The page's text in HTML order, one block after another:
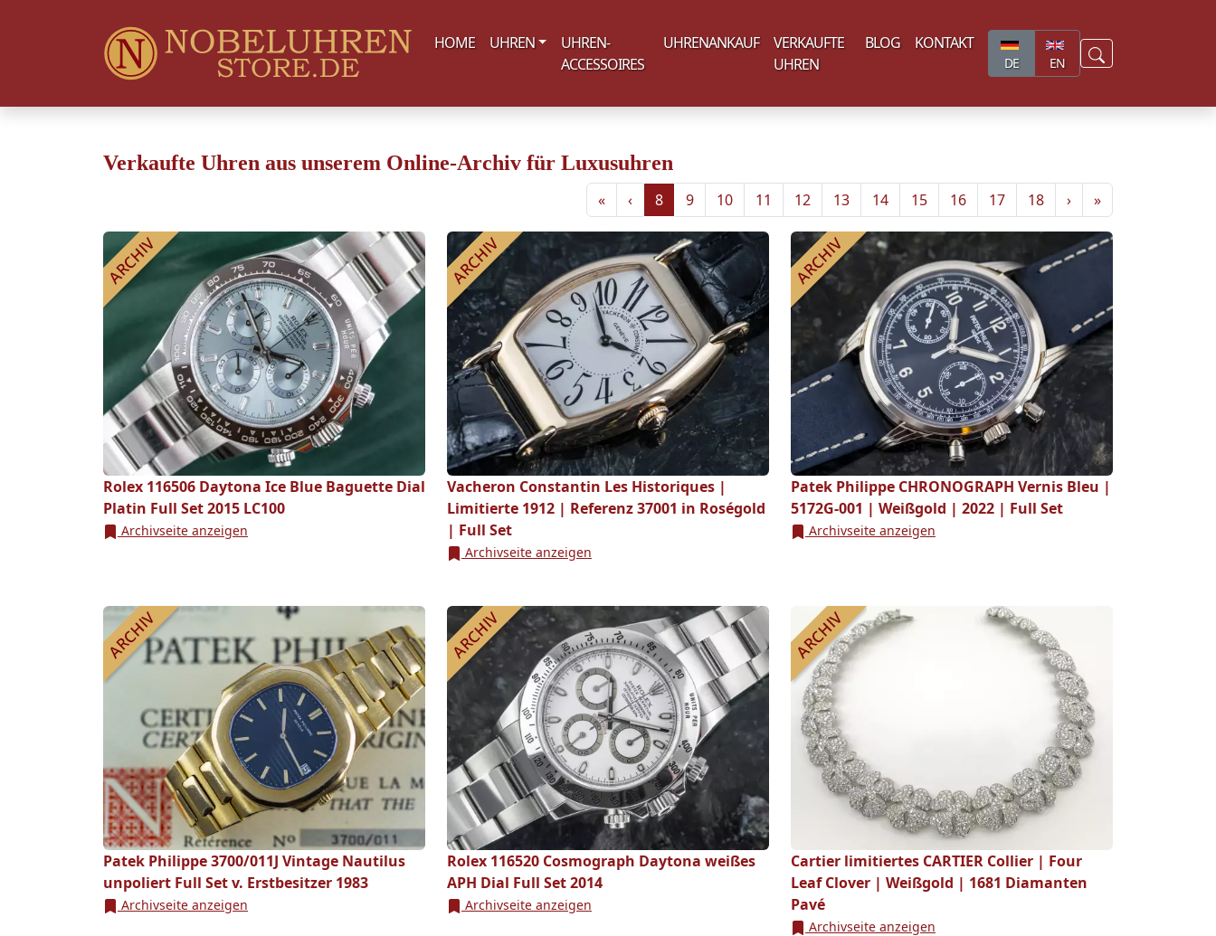
HOME UHREN
UHREN-
ACCESSOIRES
UHRENANKAUF
VERKAUFTE
UHREN(current)
BLOG KONTAKT
DE EN
Verkaufte Uhren aus unserem Online-Archiv für Luxusuhren
« ‹ 8 9 10 11 12 13 14 15 16 17 18 › »
Rolex 116506 Daytona Ice Blue Baguette Dial
Platin Full Set 2015 LC100
Archivseite anzeigen
Vacheron Constantin Les Historiques |
Limitierte 1912 | Referenz 37001 in Roségold
| Full Set
Archivseite anzeigen
Patek Philippe CHRONOGRAPH Vernis Bleu |
5172G-001 | Weißgold | 2022 | Full Set
Archivseite anzeigen
Patek Philippe 3700/011J Vintage Nautilus
unpoliert Full Set v. Erstbesitzer 1983
Archivseite anzeigen
Rolex 116520 Cosmograph Daytona weißes
APH Dial Full Set 2014
Archivseite anzeigen
Cartier limitiertes CARTIER Collier | Four
Leaf Clover | Weißgold | 1681 Diamanten
Pavé
Archivseite anzeigen